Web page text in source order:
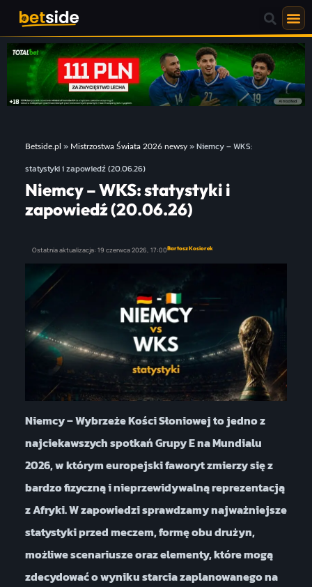
Betside.pl » Mistrzostwa Świata 2026 newsy»Niemcy – WKS:
statystyki i zapowiedź (20.06.26)
Niemcy – WKS: statystyki i
zapowiedź (20.06.26)
Ostatnia aktualizacja: 19 czerwca 2026, 17:00Bartosz Kosiorek
Niemcy – Wybrzeże Kości Słoniowej to jedno z
najciekawszych spotkań Grupy E na Mundialu
2026, w którym europejski faworyt zmierzy się z
bardzo fizyczną i nieprzewidywalną reprezentacją
z Afryki. W zapowiedzi sprawdzamy najważniejsze
statystyki przed meczem, formę obu drużyn,
możliwe scenariusze oraz elementy, które mogą
zdecydować o wyniku starcia zaplanowanego na